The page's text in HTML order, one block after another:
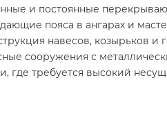
и постоянные
пояса в ангарах и
навесов, козырьков и
сооружения с
где требуется высокий